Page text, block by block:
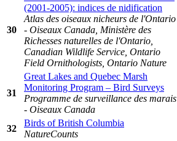
30
(2001-2005): indices de nidification
Atlas des oiseaux nicheurs de l'Ontario
- Oiseaux Canada, Ministère des
Richesses naturelles de l'Ontario,
Canadian Wildlife Service, Ontario
Field Ornithologists, Ontario Nature
31
Great Lakes and Quebec Marsh
Monitoring Program – Bird Surveys
Programme de surveillance des marais
- Oiseaux Canada
32
Birds of British Columbia
NatureCounts